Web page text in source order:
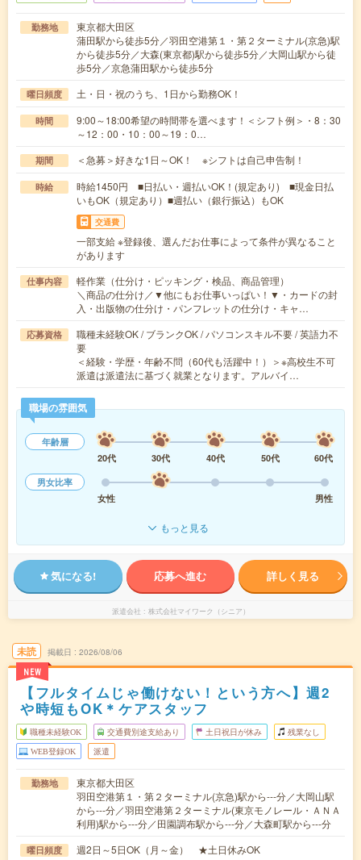
勤務地
東京都大田区
蒲田駅から徒歩5分／羽田空港第１・第２ターミナル(京急)駅
から徒歩5分／大森(東京都)駅から徒歩5分／大岡山駅から徒
歩5分／京急蒲田駅から徒歩5分
曜日頻度 土・日・祝のうち、1日から勤務OK！
時間
9:00～18:00希望の時間帯を選べます！＜シフト例＞・8：30
～12：00・10：00～19：0…
期間 ＜急募＞好きな1日～OK！ ※シフトは自己申告制！
時給
時給1450円 ■日払い・週払いOK！(規定あり) ■現金日払
いもOK（規定あり）■週払い（銀行振込）もOK
交通費
一部支給 ※登録後、選んだお仕事によって条件が異なること
があります
仕事内容
軽作業（仕分け・ピッキング・検品、商品管理）
＼商品の仕分け／▼他にもお仕事いっぱい！▼・カードの封
入・出版物の仕分け・パンフレットの仕分け・キャ…
応募資格
職種未経験OK / ブランクOK / パソコンスキル不要 / 英語力不
要
＜経験・学歴・年齢不問（60代も活躍中！）＞※高校生不可
派遣は派遣法に基づく就業となります。アルバイ…
職場の雰囲気
年齢層
20代
30代 40代 50代
60代
男女比率
女性
男性
もっと見る
気になる! 応募へ進む 詳しく見る
派遣会社 株式会社マイワーク（シニア）
未読
NEW
掲載日 2026/08/06
【フルタイムじゃ働けない！という方へ】週2
や時短もOK＊ケアスタッフ
職種未経験OK 交通費別途支給あり 土日祝日が休み 残業なし
WEB登録OK 派遣
勤務地
東京都大田区
羽田空港第１・第２ターミナル(京急)駅から---分／大岡山駅
から---分／羽田空港第２ターミナル(東京モノレール・ＡＮＡ
利用)駅から---分／田園調布駅から---分／大森町駅から---分
曜日頻度 週2日～5日OK（月～金） ★土日休みOK